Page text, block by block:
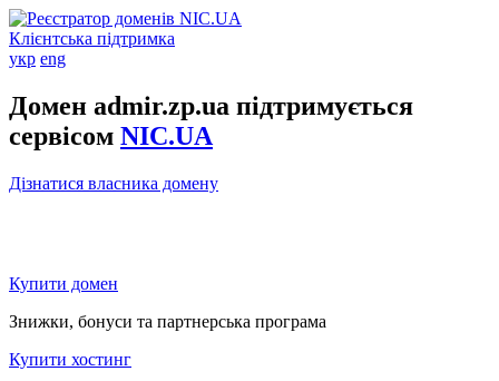
Клієнтська підтримка
укр eng
Домен admir.zp.ua підтримується
сервісом NIC.UA
Дізнатися власника домену
Купити домен
Знижки, бонуси та партнерська програма
Купити хостинг